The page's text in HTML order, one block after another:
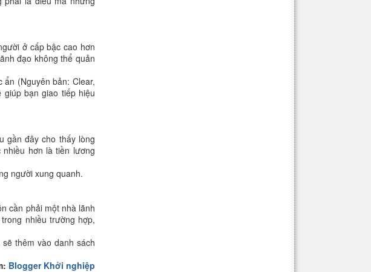
ở cấp bậc cao hơn
đạo không thể quản
(Nguyên bản: Clear,
giúp bạn giao tiếp hiệu
gần đây cho thấy lòng
hơn là tiền lương
người xung quanh.
cần phải một nhà lãnh
nhiều trường hợp,
thêm vào danh sách
Blogger Khởi nghiệp